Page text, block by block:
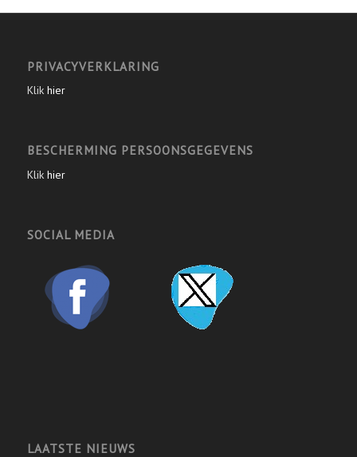
PRIVACYVERKLARING
Klik hier
BESCHERMING PERSOONSGEGEVENS
Klik hier
SOCIAL MEDIA
LAATSTE NIEUWS